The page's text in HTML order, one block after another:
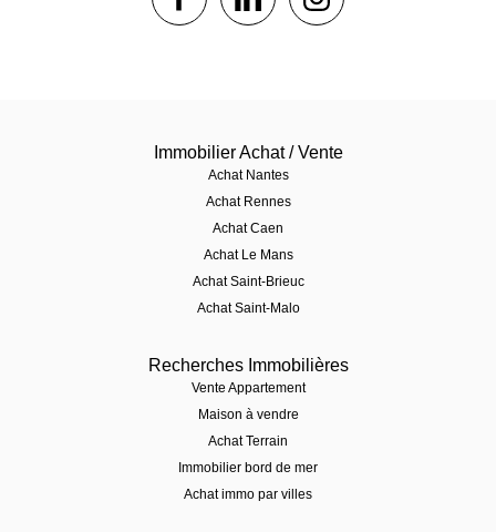
Immobilier Achat / Vente
Achat Nantes
Achat Rennes
Achat Caen
Achat Le Mans
Achat Saint-Brieuc
Achat Saint-Malo
Recherches Immobilières
Vente Appartement
Maison à vendre
Achat Terrain
Immobilier bord de mer
Achat immo par villes